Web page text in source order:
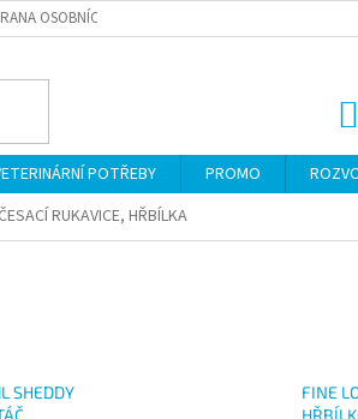
OSOBNÍCH ÚDAJŮ
POTŘEBY PROMO
ČESACÍ RUKAVICE, HŘBÍLKA
SHEDDY
FINE